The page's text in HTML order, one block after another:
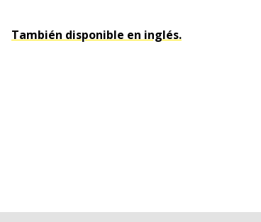
También disponible en inglés.